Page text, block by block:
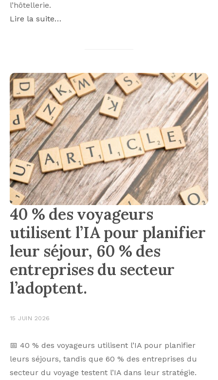
l’hôtellerie.
Lire la suite…
40 % des voyageurs
utilisent l’IA pour planifier
leur séjour, 60 % des
entreprises du secteur
l’adoptent.
15 JUIN 2026
📅 40 % des voyageurs utilisent l’IA pour planifier
leurs séjours, tandis que 60 % des entreprises du
secteur du voyage testent l’IA dans leur stratégie.